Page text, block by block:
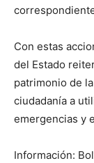
Con estas
del Estado
patrimonio de
ciudadanía a
emergencias y
Información: